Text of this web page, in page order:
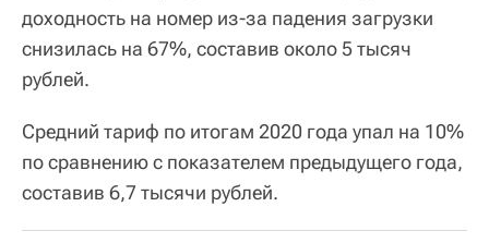
доходность на номер из-за падения загрузки
снизилась на 67%, составив около 5 тысяч
рублей.
Средний тариф по итогам 2020 года упал на 10%
по сравнению с показателем предыдущего года,
составив 6,7 тысячи рублей.